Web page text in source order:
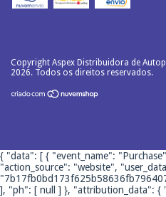
Copyright Aspex Distribuidora de
2026. Todos os direitos reservados.
{ "data": [ { "event_name":
"action_source": "website",
], "ph": [ null ] }, "attribution_data": {